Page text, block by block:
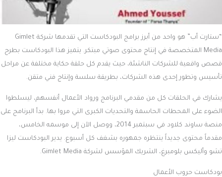
“ستارت أب” هو واحد من أبرز برامج البودكاست التي تقدمها شركة Gimlet
Media المتخصصة في إنتاج محتوى صوتي مبتكر. يتميز هذا البودكاست بطرح
قصص واقعية للشركات الناشئة، حيث يقدم كل حلقة حكاية مختلفة عن مراحل
تأسيس وتطور إحدى هذه الشركات، بطريقة سلسة وإنتاج فني متقن.
يشارك في الحلقات كل من مقدمي البرنامج ورواد الأعمال أنفسهم، ليسلطوا
الضوء على المحطات الحاسمة والتحديات الكبرى التي مروا بها. بدأ البرنامج على
منصة ساوند كلاود في سبتمبر 2014، ووصل الآن إلى موسمه الخامس،
مقدماً محتوى جديداً ينتظره جمهوره بشغف كل أسبوع. يدير البودكاست ليزا
تشو وأليكس بلومبرغ، الشريك المؤسس لشركة Gimlet Media.
بودكاست حروب الأعمال